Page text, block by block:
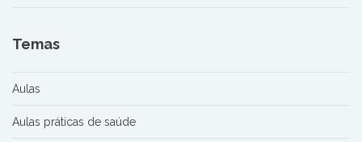
Temas
Aulas
Aulas práticas de saúde